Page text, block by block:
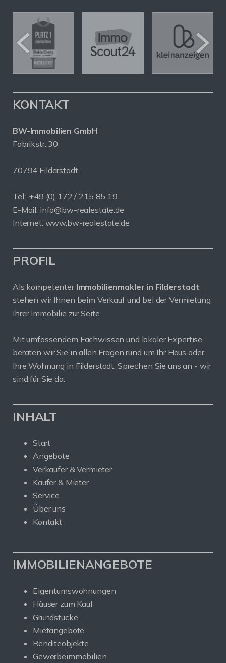
KONTAKT
BW-Immobilien GmbH
Fabrikstr. 30
70794 Filderstadt
Tel.: +49 (0) 172 / 215 85 19
E-Mail: info@bw-realestate.de
Internet: www.bw-realestate.de
PROFIL
Als kompetenter Immobilienmakler in Filderstadt
stehen wir Ihnen beim Verkauf und bei der Vermietung
Ihrer Immobilie zur Seite.
Mit umfassendem Fachwissen und lokaler Expertise
beraten wir Sie in allen Fragen rund um Ihr Haus oder
Ihre Wohnung in Filderstadt. Sprechen Sie uns an - wir
sind für Sie da.
INHALT
Start
Angebote
Verkäufer & Vermieter
Käufer & Mieter
Service
Über uns
Kontakt
IMMOBILIENANGEBOTE
Eigentumswohnungen
Häuser zum Kauf
Grundstücke
Mietangebote
Renditeobjekte
Gewerbeimmobilien